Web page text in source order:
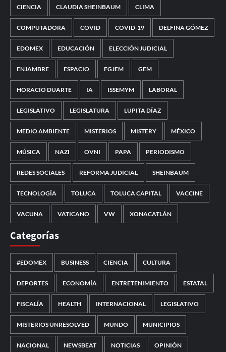
CIENCIA CLAUDIA SHEINBAUM CLIMA
COMPUTADORA COVID COVID-19 DELFINA GÓMEZ
EDOMEX EDUCACIÓN ELECCIÓN JUDICIAL
ENJAMBRE ESPACIO FGJEM GEM
HORACIO DUARTE IA ISSEMYM LABORAL
LEGISLATIVO LEGISLATURA LUPITA DÍAZ
MEDIO AMBIENTE MISTERIOS MISTERY MÉXICO
MÚSICA NAZI OVNI PAPA PERIODISMO
REDES SOCIALES REFORMA JUDICIAL SHEINBAUM
TECNOLOGÍA TOLUCA TOLUCA CAPITAL VACCINE
VACUNA VATICANO VW XONACATLÁN
Categorías
#EDOMEX BUSINESS CIENCIA CULTURA
DEPORTES ECONOMÍA ENTRETENIMIENTO ESTATAL
FISCALÍA HEALTH INTERNACIONAL LEGISLATIVO
MISTERIOS UNRESOLVED MUNDO MUNICIPIOS
NACIONAL NEWSBEAT NOTICIAS OPINIÓN